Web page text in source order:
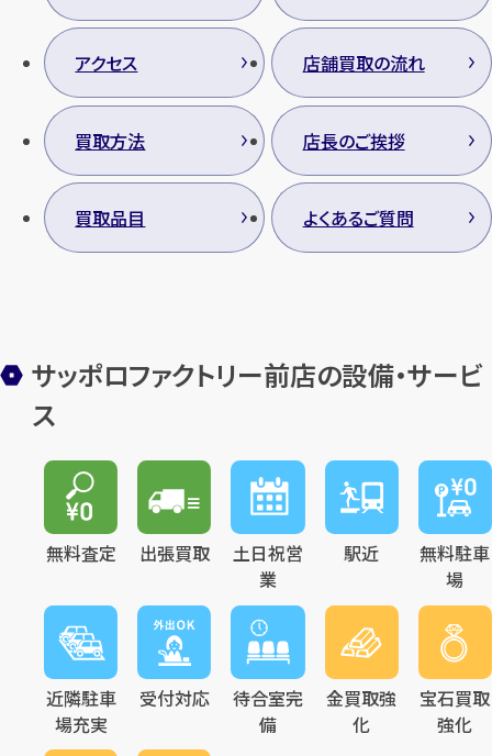
アクセス 店舗買取の流れ
買取方法 店長のご挨拶
買取品目 よくあるご質問
サッポロファクトリー前店の設備・サービ
ス
無料査定 出張買取
土日祝営
業
駅近
無料駐車
場
近隣駐車
場充実
受付対応
待合室完
備
金買取強
化
宝石買取
強化